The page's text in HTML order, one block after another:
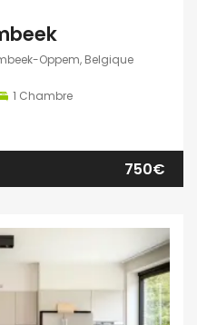
Oppem, Belgique
1 Chambre
750€